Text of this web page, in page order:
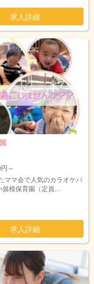
求人詳細
～
ママ会で人気のカラオケパ
模保育園（定員…
求人詳細